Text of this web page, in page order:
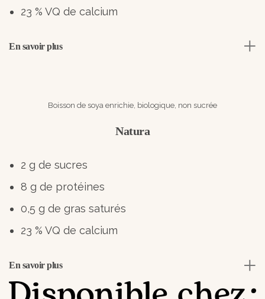
23 % VQ de calcium
En savoir plus
Boisson de soya enrichie, biologique, non sucrée
Natura
2 g de sucres
8 g de protéines
0,5 g de gras saturés
23 % VQ de calcium
En savoir plus